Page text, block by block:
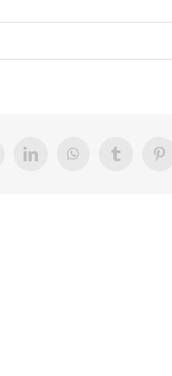
TwitterLinkedIn WhatsAppTumblr